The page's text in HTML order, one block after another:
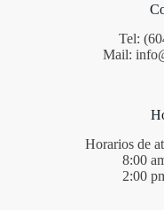
Tel:
Mail:
Horarios de
8:00
2:00